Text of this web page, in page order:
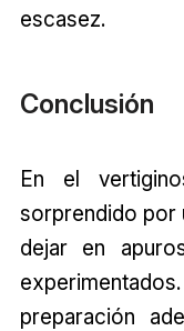
escasez.
Conclusión
En el
sorprendido por
dejar en
preparación